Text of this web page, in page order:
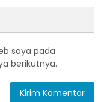
saya pada
berikutnya.